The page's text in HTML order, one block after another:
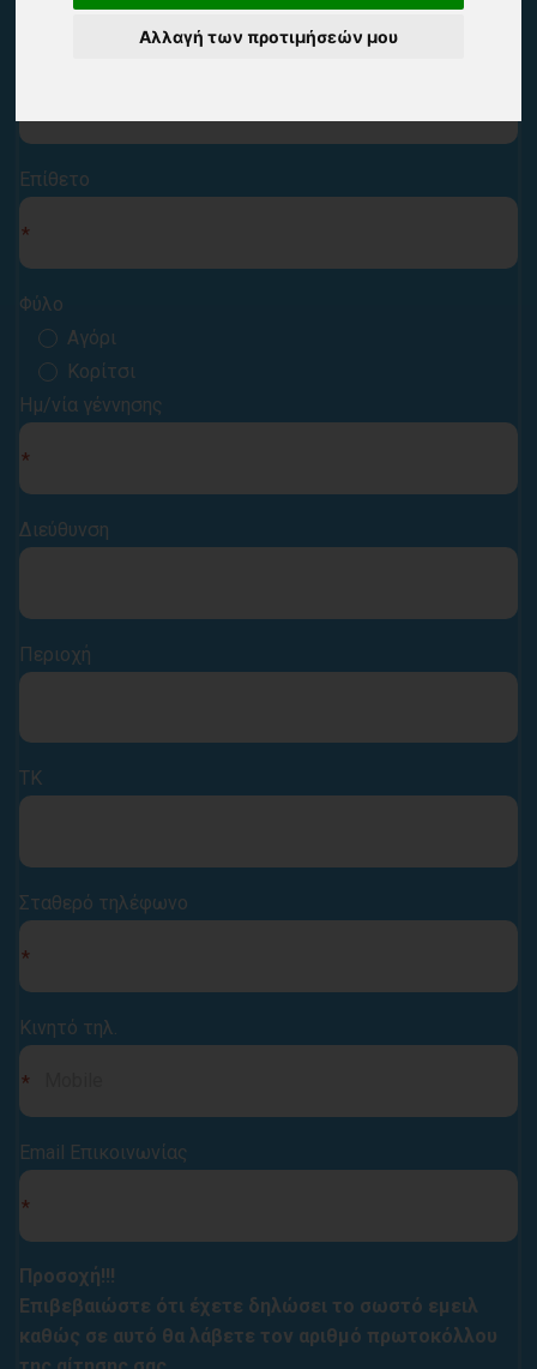
Αλλαγή των προτιμήσεών μου
Επίθετο
Φύλο
Αγόρι
Κορίτσι
Ημ/νία γέννησης
Διεύθυνση
Περιοχή
ΤΚ
Σταθερό τηλέφωνο
Κινητό τηλ.
Email Επικοινωνίας
Προσοχή!!!
Επιβεβαιώστε ότι έχετε δηλώσει το σωστό εμειλ
καθώς σε αυτό θα λάβετε τον αριθμό πρωτοκόλλου